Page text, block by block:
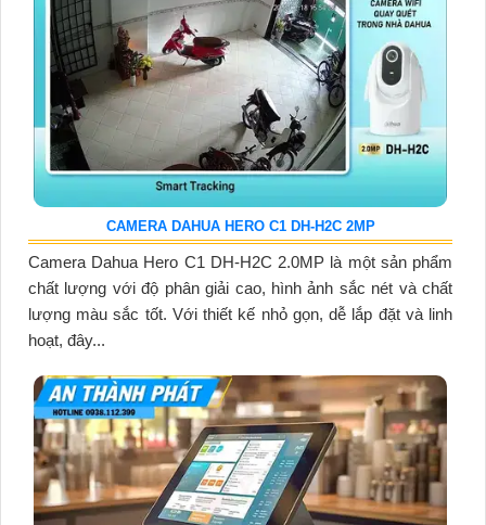
CAMERA DAHUA HERO C1 DH-H2C 2MP
Camera Dahua Hero C1 DH-H2C 2.0MP là một sản phẩm
chất lượng với độ phân giải cao, hình ảnh sắc nét và chất
lượng màu sắc tốt. Với thiết kế nhỏ gọn, dễ lắp đặt và linh
hoạt, đây...